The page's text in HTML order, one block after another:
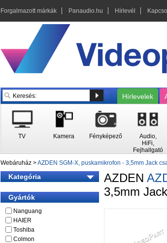
Forgalmazott márkák Panaudio.hu Hírlevél
Hírlevelek
TV Kamera Fényképező
Audio,
HiFi,
Fejhallgató
Webáruház >AZDEN SGM-X, puskamikrofon - 3,5mm Jack
Kategória
Gyártók
Nanguang
HAIER
Toshiba
Colmon
AZDEN
3,5mm